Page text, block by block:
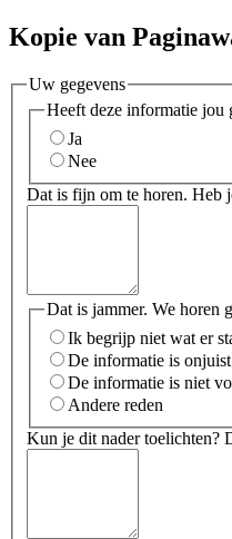
Kopie van
Uw gegevens
Heeft deze informatie jou
Ja
Nee
Dat is fijn om te horen. Heb
Dat is jammer. We horen
Ik begrijp niet wat er
De informatie is onjuist
De informatie is niet
Andere reden
Kun je dit nader toelichten?